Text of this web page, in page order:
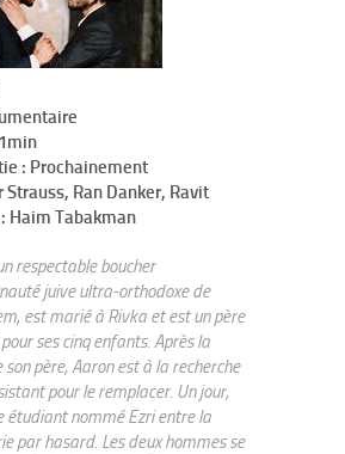
: Prochainement
Strauss, Ran Danker, Ravit
Haim Tabakman
respectable boucher
juive ultra-orthodoxe de
est marié à Rivka et est un père
ses cinq enfants. Après la
père, Aaron est à la recherche
pour le remplacer. Un jour,
étudiant nommé Ezri entre la
par hasard. Les deux hommes se